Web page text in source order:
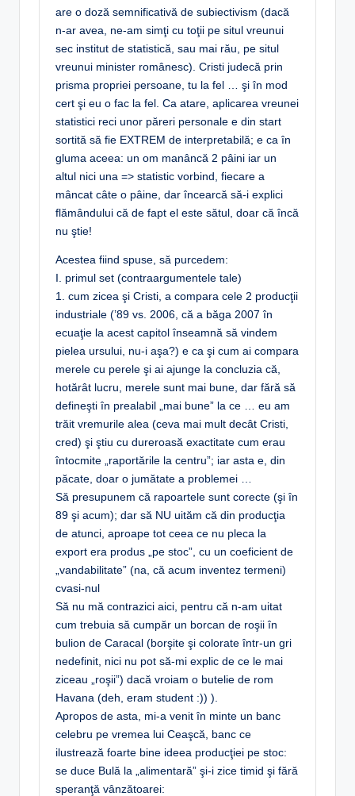
are o doză semnificativă de subiectivism (dacă
n-ar avea, ne-am simţi cu toţii pe situl vreunui
sec institut de statistică, sau mai rău, pe situl
vreunui minister românesc). Cristi judecă prin
prisma propriei persoane, tu la fel … şi în mod
cert şi eu o fac la fel. Ca atare, aplicarea vreunei
statistici reci unor păreri personale e din start
sortită să fie EXTREM de interpretabilă; e ca în
gluma aceea: un om manâncă 2 pâini iar un
altul nici una => statistic vorbind, fiecare a
mâncat câte o pâine, dar încearcă să-i explici
flămândului că de fapt el este sătul, doar că încă
nu ştie!
Acestea fiind spuse, să purcedem:
I. primul set (contraargumentele tale)
1. cum zicea şi Cristi, a compara cele 2 producţii
industriale (’89 vs. 2006, că a băga 2007 în
ecuaţie la acest capitol înseamnă să vindem
pielea ursului, nu-i aşa?) e ca şi cum ai compara
merele cu perele şi ai ajunge la concluzia că,
hotărât lucru, merele sunt mai bune, dar fără să
defineşti în prealabil „mai bune” la ce … eu am
trăit vremurile alea (ceva mai mult decât Cristi,
cred) şi ştiu cu dureroasă exactitate cum erau
întocmite „raportările la centru”; iar asta e, din
păcate, doar o jumătate a problemei …
Să presupunem că rapoartele sunt corecte (şi în
89 şi acum); dar să NU uităm că din producţia
de atunci, aproape tot ceea ce nu pleca la
export era produs „pe stoc”, cu un coeficient de
„vandabilitate” (na, că acum inventez termeni)
cvasi-nul
Să nu mă contrazici aici, pentru că n-am uitat
cum trebuia să cumpăr un borcan de roşii în
bulion de Caracal (borşite şi colorate într-un gri
nedefinit, nici nu pot să-mi explic de ce le mai
ziceau „roşii”) dacă vroiam o butelie de rom
Havana (deh, eram student :)) ).
Apropos de asta, mi-a venit în minte un banc
celebru pe vremea lui Ceaşcă, banc ce
ilustrează foarte bine ideea producţiei pe stoc:
se duce Bulă la „alimentară” şi-i zice timid şi fără
speranţă vânzătoarei: